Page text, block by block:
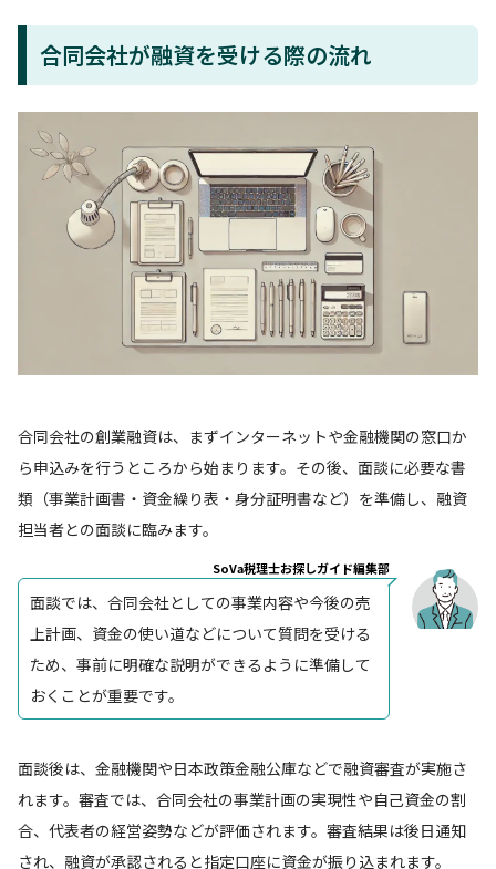
合同会社が融資を受ける際の流れ
合同会社の創業融資は、まずインターネットや金融機関の窓口か
ら申込みを行うところから始まります。その後、面談に必要な書
類（事業計画書・資金繰り表・身分証明書など）を準備し、融資
担当者との面談に臨みます。
SoVa税理士お探しガイド編集部
面談では、合同会社としての事業内容や今後の売
上計画、資金の使い道などについて質問を受ける
ため、事前に明確な説明ができるように準備して
おくことが重要です。
面談後は、金融機関や日本政策金融公庫などで融資審査が実施さ
れます。審査では、合同会社の事業計画の実現性や自己資金の割
合、代表者の経営姿勢などが評価されます。審査結果は後日通知
され、融資が承認されると指定口座に資金が振り込まれます。